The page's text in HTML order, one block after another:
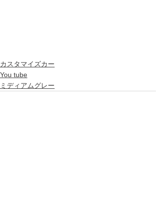
カスタマイズカー
You tube
ミディアムグレー